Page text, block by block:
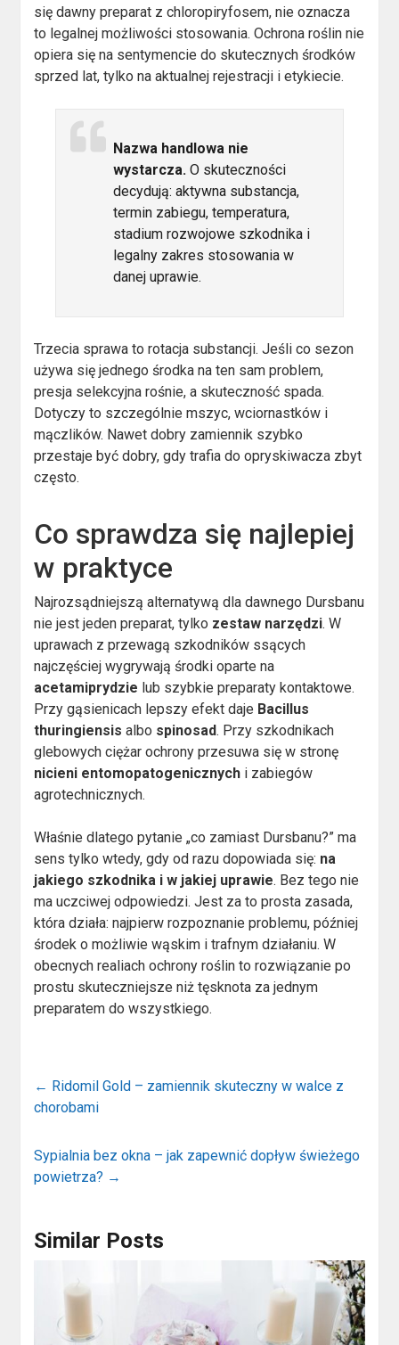
się dawny preparat z chloropiryfosem, nie oznacza
to legalnej możliwości stosowania. Ochrona roślin nie
opiera się na sentymencie do skutecznych środków
sprzed lat, tylko na aktualnej rejestracji i etykiecie.
Nazwa handlowa nie
wystarcza. O skuteczności
decydują: aktywna substancja,
termin zabiegu, temperatura,
stadium rozwojowe szkodnika i
legalny zakres stosowania w
danej uprawie.
Trzecia sprawa to rotacja substancji. Jeśli co sezon
używa się jednego środka na ten sam problem,
presja selekcyjna rośnie, a skuteczność spada.
Dotyczy to szczególnie mszyc, wciornastków i
mączlików. Nawet dobry zamiennik szybko
przestaje być dobry, gdy trafia do opryskiwacza zbyt
często.
Co sprawdza się najlepiej
w praktyce
Najrozsądniejszą alternatywą dla dawnego Dursbanu
nie jest jeden preparat, tylko zestaw narzędzi. W
uprawach z przewagą szkodników ssących
najczęściej wygrywają środki oparte na
acetamiprydzie lub szybkie preparaty kontaktowe.
Przy gąsienicach lepszy efekt daje Bacillus
thuringiensis albo spinosad. Przy szkodnikach
glebowych ciężar ochrony przesuwa się w stronę
nicieni entomopatogenicznych i zabiegów
agrotechnicznych.
Właśnie dlatego pytanie „co zamiast Dursbanu?” ma
sens tylko wtedy, gdy od razu dopowiada się: na
jakiego szkodnika i w jakiej uprawie. Bez tego nie
ma uczciwej odpowiedzi. Jest za to prosta zasada,
która działa: najpierw rozpoznanie problemu, później
środek o możliwie wąskim i trafnym działaniu. W
obecnych realiach ochrony roślin to rozwiązanie po
prostu skuteczniejsze niż tęsknota za jednym
preparatem do wszystkiego.
← Ridomil Gold – zamiennik skuteczny w walce z
chorobami
Sypialnia bez okna – jak zapewnić dopływ świeżego
powietrza? →
Similar Posts